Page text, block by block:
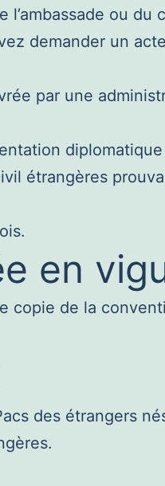
l’ambassade ou du
demander un
par une
étrangères
en
copie de la
des étrangers